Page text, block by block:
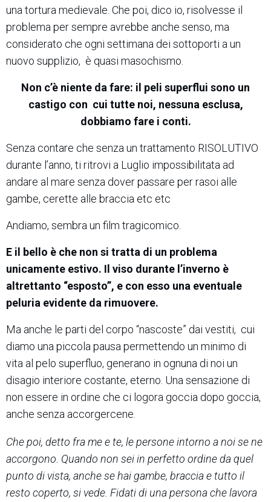
una tortura medievale. Che poi, dico io, risolvesse il
problema per sempre avrebbe anche senso, ma
considerato che ogni settimana dei sottoporti a un
nuovo supplizio, è quasi masochismo.
Non c’è niente da fare: il peli superflui sono un
castigo con cui tutte noi, nessuna esclusa,
dobbiamo fare i conti.
Senza contare che senza un trattamento RISOLUTIVO
durante l’anno, ti ritrovi a Luglio impossibilitata ad
andare al mare senza dover passare per rasoi alle
gambe, cerette alle braccia etc etc
Andiamo, sembra un film tragicomico.
E il bello è che non si tratta di un problema
unicamente estivo. Il viso durante l’inverno è
altrettanto “esposto”, e con esso una eventuale
peluria evidente da rimuovere.
Ma anche le parti del corpo “nascoste” dai vestiti, cui
diamo una piccola pausa permettendo un minimo di
vita al pelo superfluo, generano in ognuna di noi un
disagio interiore costante, eterno. Una sensazione di
non essere in ordine che ci logora goccia dopo goccia,
anche senza accorgercene.
Che poi, detto fra me e te, le persone intorno a noi se ne
accorgono. Quando non sei in perfetto ordine da quel
punto di vista, anche se hai gambe, braccia e tutto il
resto coperto, si vede. Fidati di una persona che lavora